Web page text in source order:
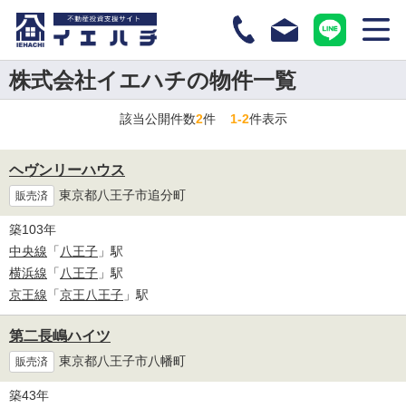
株式会社イエハチの物件一覧
該当公開件数2件1-2件表示
ヘヴンリーハウス
販売済 東京都八王子市追分町
築103年
中央線 「 八王子 」駅
横浜線 「 八王子 」駅
京王線 「京王八王子 」駅
第二長嶋ハイツ
販売済 東京都八王子市八幡町
築43年